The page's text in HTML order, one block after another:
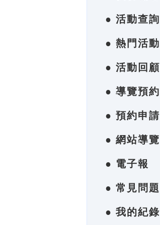
● 活動查詢
● 熱門活動
● 活動回顧
● 導覽預約
● 預約申請
● 網站導覽
● 電子報
● 常見問題
● 我的紀錄